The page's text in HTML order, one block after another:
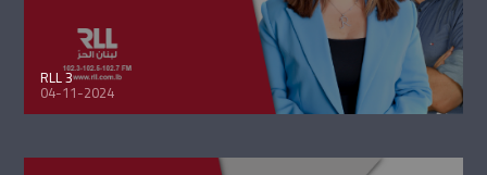
RLL 3
04-11-2024